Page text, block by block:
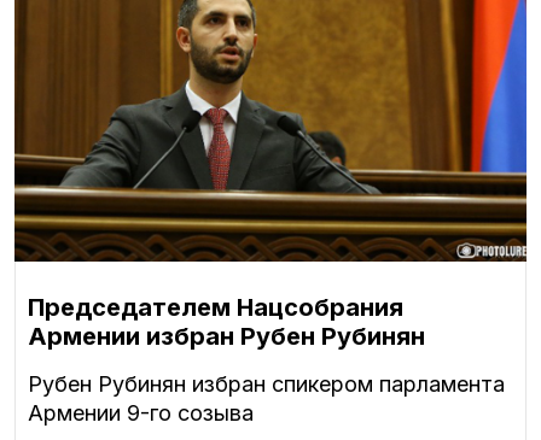
Председателем Нацсобрания
Армении избран Рубен Рубинян
Рубен Рубинян избран спикером парламента
Армении 9-го созыва